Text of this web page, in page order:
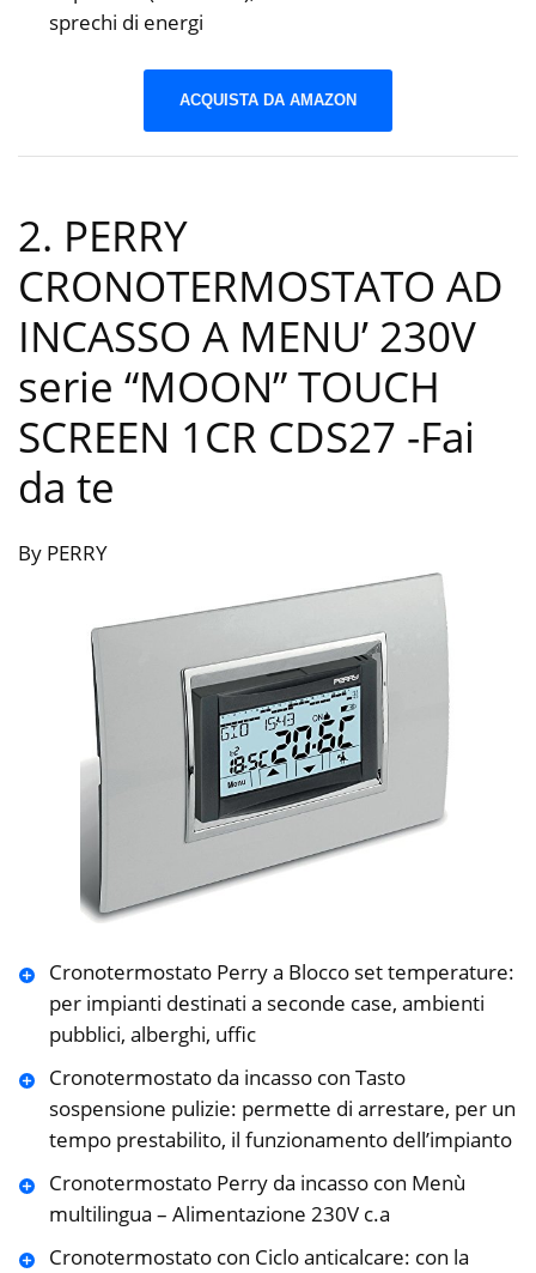
sprechi di energi
ACQUISTA DA AMAZON
2. PERRY
CRONOTERMOSTATO AD
INCASSO A MENU’ 230V
serie “MOON” TOUCH
SCREEN 1CR CDS27 -Fai
da te
By PERRY
Cronotermostato Perry a Blocco set temperature:
per impianti destinati a seconde case, ambienti
pubblici, alberghi, uffic
Cronotermostato da incasso con Tasto
sospensione pulizie: permette di arrestare, per un
tempo prestabilito, il funzionamento dell’impianto
Cronotermostato Perry da incasso con Menù
multilingua – Alimentazione 230V c.a
Cronotermostato con Ciclo anticalcare: con la